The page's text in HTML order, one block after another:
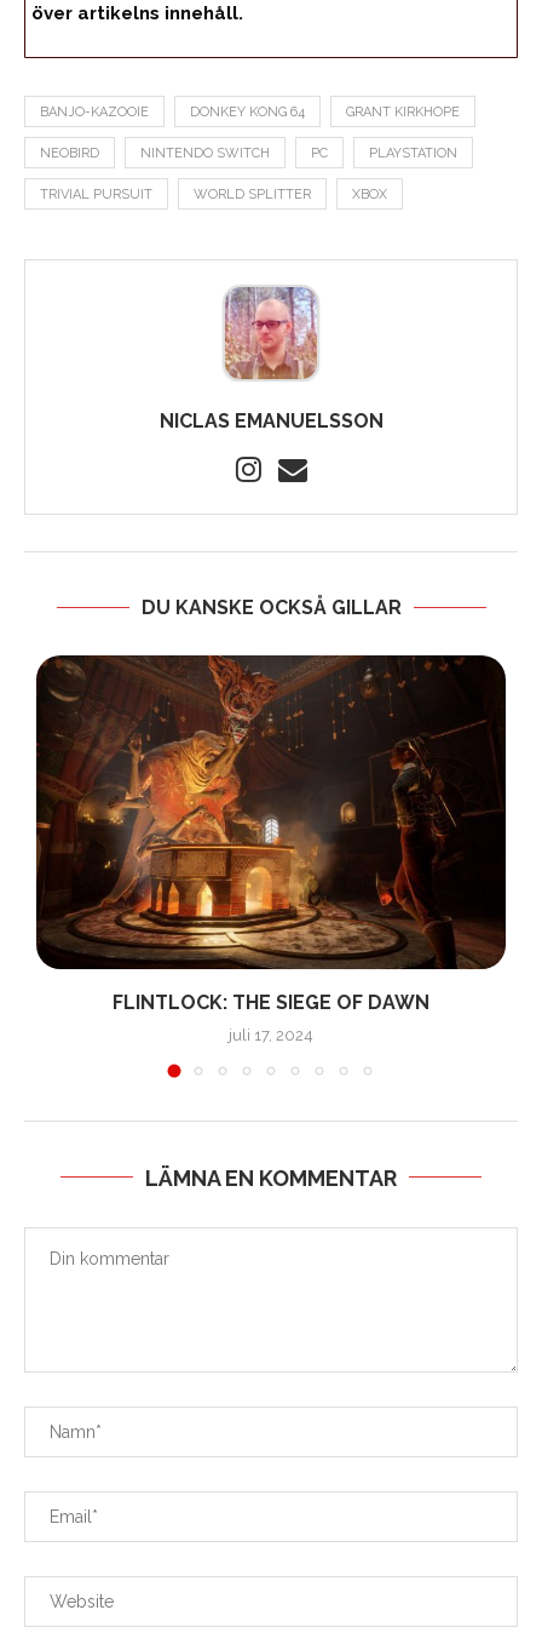
över artikelns innehåll.
BANJO-KAZOOIE DONKEY KONG 64 GRANT KIRKHOPE
NEOBIRD NINTENDO SWITCH PC PLAYSTATION
TRIVIAL PURSUIT WORLD SPLITTER XBOX
NICLAS EMANUELSSON
DU KANSKE OCKSÅ GILLAR
FLINTLOCK: THE SIEGE OF DAWN
juli 17, 2024
LÄMNA EN KOMMENTAR